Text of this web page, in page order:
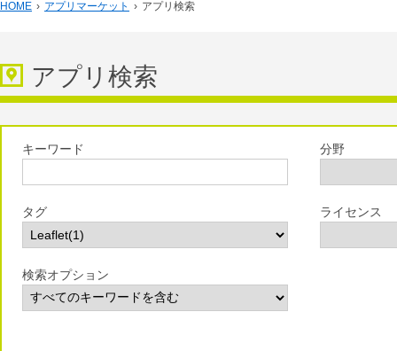
HOME › アプリマーケット › アプリ検索
アプリ検索
キーワード 分野
タグ ライセンス
検索オプション